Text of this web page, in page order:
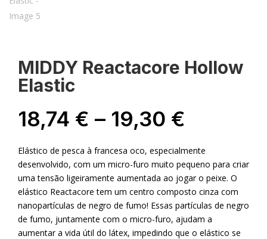
MIDDY Reactacore Hollow
Elastic
18,74 € – 19,30 €
18,74 €
through
19,30 €
Elástico de pesca à francesa oco, especialmente
desenvolvido, com um micro-furo muito pequeno para criar
uma tensão ligeiramente aumentada ao jogar o peixe. O
elástico Reactacore tem um centro composto cinza com
nanopartículas de negro de fumo! Essas partículas de negro
de fumo, juntamente com o micro-furo, ajudam a
aumentar a vida útil do látex, impedindo que o elástico se